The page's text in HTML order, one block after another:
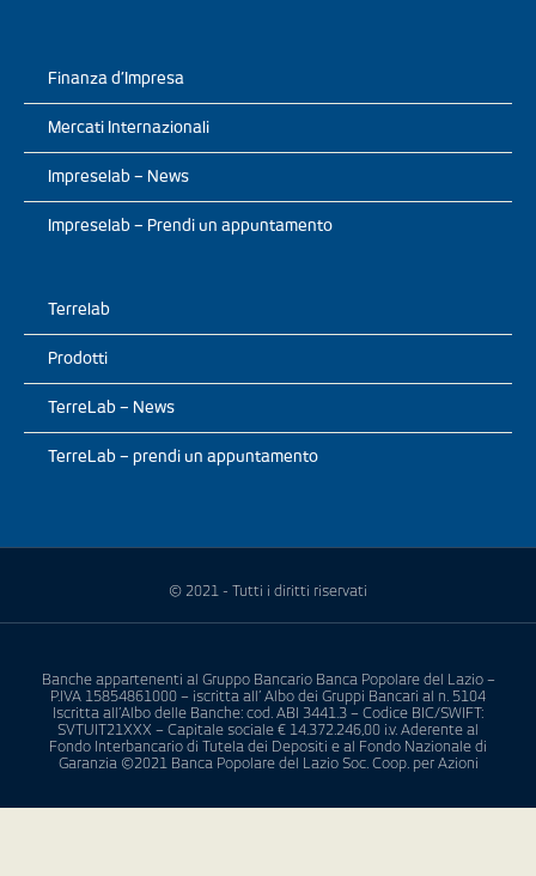
Finanza d’Impresa
Mercati Internazionali
Impreselab – News
Impreselab – Prendi un appuntamento
Terrelab
Prodotti
TerreLab – News
TerreLab – prendi un appuntamento
© 2021 - Tutti i diritti riservati
Banche appartenenti al Gruppo Bancario Banca Popolare del Lazio –
P.IVA 15854861000 – iscritta all’ Albo dei Gruppi Bancari al n. 5104
Iscritta all’Albo delle Banche: cod. ABI 3441.3 – Codice BIC/SWIFT:
SVTUIT21XXX – Capitale sociale € 14.372.246,00 i.v. Aderente al
Fondo Interbancario di Tutela dei Depositi e al Fondo Nazionale di
Garanzia ©2021 Banca Popolare del Lazio Soc. Coop. per Azioni